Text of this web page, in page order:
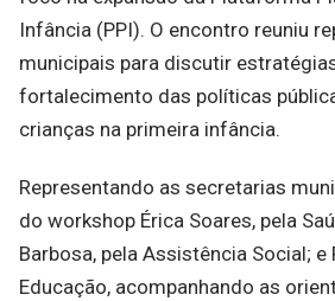
Infância (PPI). O encontro reuniu
municipais para discutir
fortalecimento das políticas
crianças na primeira infância.
Representando as secretarias
do workshop Érica Soares, pela
Barbosa, pela Assistência Social; e
Educação, acompanhando as